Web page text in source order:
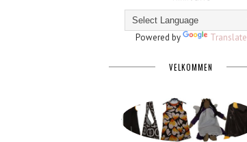
Powered by Translate
VELKOMMEN